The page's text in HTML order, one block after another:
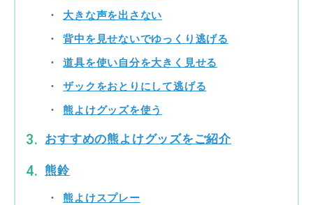
大きな声を出さない
背中を見せないでゆっくり逃げる
道具を使い自分を大きく見せる
ザックをおとりにして逃げる
熊よけグッズを使う
おすすめの熊よけグッズをご紹介
熊鈴
熊よけスプレー